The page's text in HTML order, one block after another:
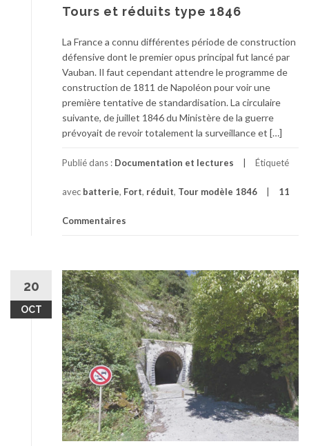
Tours et réduits type 1846
La France a connu différentes période de construction
défensive dont le premier opus principal fut lancé par
Vauban. Il faut cependant attendre le programme de
construction de 1811 de Napoléon pour voir une
première tentative de standardisation. La circulaire
suivante, de juillet 1846 du Ministère de la guerre
prévoyait de revoir totalement la surveillance et […]
Publié dans : Documentation et lectures Étiqueté
avec batterie, Fort, réduit, Tour modèle 1846 11
Commentaires
20
OCT